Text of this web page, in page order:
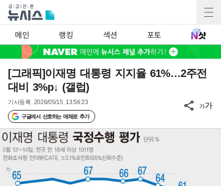
메인 랭킹 섹션 포토
[그래픽]이재명 대통령 지지율 61%…2주전
대비 3%p↓ (갤럽)
기사등록 2026/05/15 13:56:23
구글에서 선호하는 매체로 추가
가가